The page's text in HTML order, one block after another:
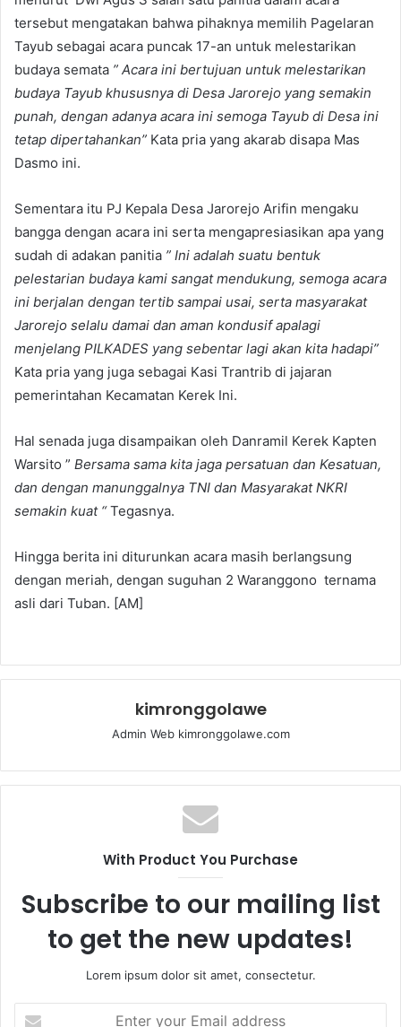
tersebut mengatakan bahwa pihaknya memilih Pagelaran
Tayub sebagai acara puncak 17-an untuk melestarikan
budaya semata ” Acara ini bertujuan untuk melestarikan
budaya Tayub khususnya di Desa Jarorejo yang semakin
punah, dengan adanya acara ini semoga Tayub di Desa ini
tetap dipertahankan” Kata pria yang akarab disapa Mas
Dasmo ini.
Sementara itu PJ Kepala Desa Jarorejo Arifin mengaku
bangga dengan acara ini serta mengapresiasikan apa yang
sudah di adakan panitia ” Ini adalah suatu bentuk
pelestarian budaya kami sangat mendukung, semoga acara
ini berjalan dengan tertib sampai usai, serta masyarakat
Jarorejo selalu damai dan aman kondusif apalagi
menjelang PILKADES yang sebentar lagi akan kita hadapi”
Kata pria yang juga sebagai Kasi Trantrib di jajaran
pemerintahan Kecamatan Kerek Ini.
Hal senada juga disampaikan oleh Danramil Kerek Kapten
Warsito ” Bersama sama kita jaga persatuan dan Kesatuan,
dan dengan manunggalnya TNI dan Masyarakat NKRI
semakin kuat “Tegasnya.
Hingga berita ini diturunkan acara masih berlangsung
dengan meriah, dengan suguhan 2 Waranggono ternama
asli dari Tuban. [AM]
kimronggolawe
Admin Web kimronggolawe.com
With Product You Purchase
Subscribe to our mailing list
to get the new updates!
Lorem ipsum dolor sit amet, consectetur.